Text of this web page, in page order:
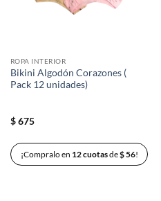
ROPA INTERIOR
Bikini Algodón Corazones (
Pack 12 unidades)
$675
¡Compralo en 12 cuotasde$56!